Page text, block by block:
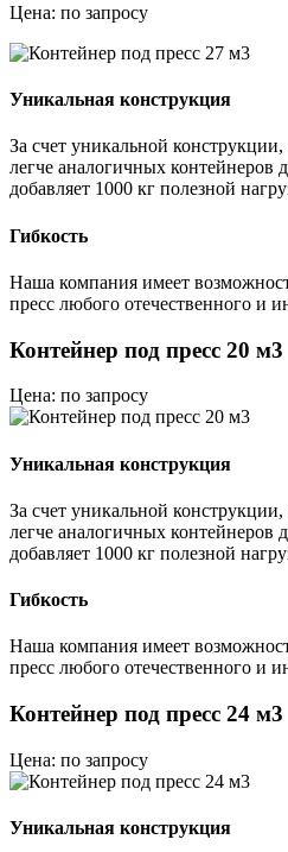
Цена: по запросу
Уникальная конструкция
За счет уникальной
легче аналогичных контейнеров
добавляет 1000 кг полезной
Гибкость
Наша компания имеет
пресс любого отечественного и
Контейнер под пресс 20 м3
Цена: по запросу
Уникальная конструкция
За счет уникальной
легче аналогичных контейнеров
добавляет 1000 кг полезной
Гибкость
Наша компания имеет
пресс любого отечественного и
Контейнер под пресс 24 м3
Цена: по запросу
Уникальная конструкция